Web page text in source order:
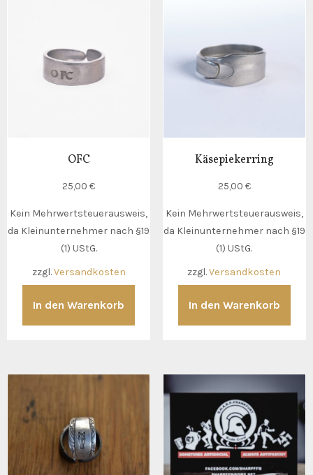
OFC
25,00€
Kein Mehrwertsteuerausweis,
da Kleinunternehmer nach §19
(1) UStG.
zzgl.Versandkosten
In den Warenkorb
Käsepiekerring
25,00 €
Kein Mehrwertsteuerausweis,
da Kleinunternehmer nach §19
(1) UStG.
zzgl.Versandkosten
In den Warenkorb